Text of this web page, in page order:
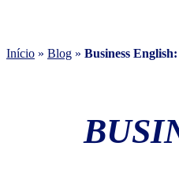
Início » Blog » Business